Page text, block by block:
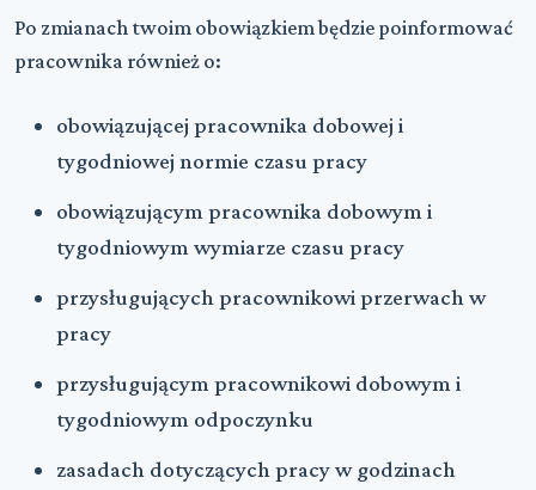
Po zmianach twoim obowiązkiem będzie poinformować
pracownika również o:
obowiązującej pracownika dobowej i
tygodniowej normie czasu pracy
obowiązującym pracownika dobowym i
tygodniowym wymiarze czasu pracy
przysługujących pracownikowi przerwach w
pracy
przysługującym pracownikowi dobowym i
tygodniowym odpoczynku
zasadach dotyczących pracy w godzinach